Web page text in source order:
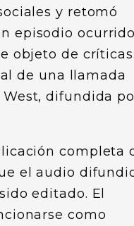
y retomó
episodio
objeto de críticas
de una llamada
difundida
completa
el audio
editado. El
como